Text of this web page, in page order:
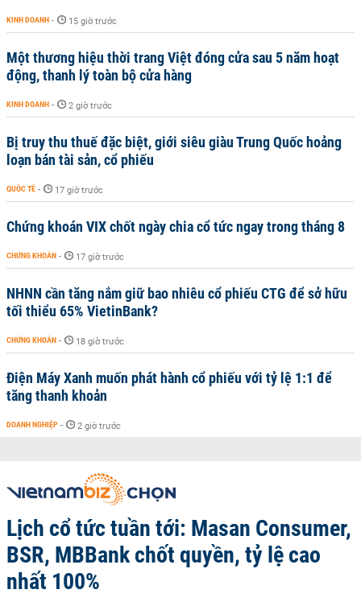
KINH DOANH - 15 giờ trước
Một thương hiệu thời trang Việt đóng cửa sau 5 năm hoạt
động, thanh lý toàn bộ cửa hàng
KINH DOANH - 2 giờ trước
Bị truy thu thuế đặc biệt, giới siêu giàu Trung Quốc hoảng
loạn bán tài sản, cổ phiếu
QUỐC TẾ - 17 giờ trước
Chứng khoán VIX chốt ngày chia cổ tức ngay trong tháng 8
CHỨNG KHOÁN - 17 giờ trước
NHNN cần tăng nắm giữ bao nhiêu cổ phiếu CTG để sở hữu
tối thiểu 65% VietinBank?
CHỨNG KHOÁN - 18 giờ trước
Điện Máy Xanh muốn phát hành cổ phiếu với tỷ lệ 1:1 để
tăng thanh khoản
DOANH NGHIỆP - 2 giờ trước
Lịch cổ tức tuần tới: Masan Consumer,
BSR, MBBank chốt quyền, tỷ lệ cao
nhất 100%